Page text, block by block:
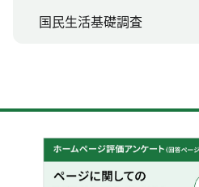
国民生活基礎調査